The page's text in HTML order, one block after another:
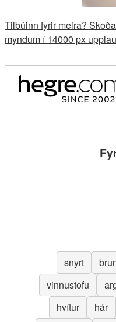
Tilbúinn fyrir meira?
myndum í 14000 px
snyrt
vinnustofu
hvítur
hár